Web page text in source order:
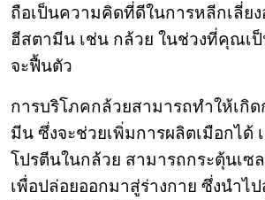
ถือเป็นความคิดที่ดีในการหลีกเลี่ย
ฮีสตามีน เช่น กล้วย ในช่วงที่คุณเ
จะฟื้นตัว
การบริโภคกล้วยสามารถทำให้เกิ
มีน ซึ่งจะช่วยเพิ่มการผลิตเมือกได้
โปรตีนในกล้วย สามารถกระตุ้นเ
เพื่อปล่อยออกมาสู่ร่างกาย ซึ่งนำไ